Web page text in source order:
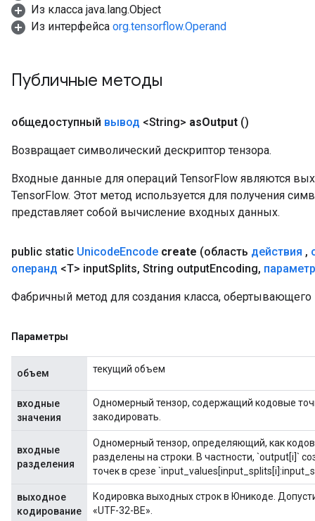
Из класса java.lang.Object
Из интерфейса org.tensorflow.Operand
Публичные методы
общедоступный вывод <String> asOutput ()
Возвращает символический дескриптор тензора.
Входные данные для операций TensorFlow являются
TensorFlow. Этот метод используется для получения
представляет собой вычисление входных данных.
public static UnicodeEncode create (область действия ,
операнд <T> inputSplits, String outputEncoding,
Фабричный метод для создания класса,
Параметры
объем текущий объем
входные
значения
Одномерный тензор, содержащий кодовые
закодировать.
входные
разделения
Одномерный тензор, определяющий, как
разделены на строки. В частности, `output[i]`
точек в срезе
выходное
кодирование
Кодировка выходных строк в Юникоде.
«UTF-32-BE».